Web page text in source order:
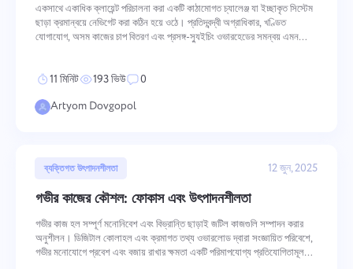
একসাথে একাধিক ক্লায়েন্ট পরিচালনা করা একটি কাঠামোগত চ্যালেঞ্জ যা ইচ্ছাকৃত সিস্টেম
ছাড়া ক্রমান্বয়ে নেভিগেট করা কঠিন হয়ে ওঠে। প্রতিদ্বন্দ্বী অগ্রাধিকার, খণ্ডিত
যোগাযোগ, অসম কাজের চাপ বিতরণ এবং প্রসঙ্গ-স্যুইচিং ওভারহেডের সমন্বয় এমন
11 মিনিট 193 ভিউ
0
Artyom Dovgopol
ব্যক্তিগত উৎপাদনশীলতা 12 জুন, 2025
গভীর কাজের কৌশল: ফোকাস এবং উৎপাদনশীলতা
গভীর কাজ হল সম্পূর্ণ মনোনিবেশ এবং বিভ্রান্তি ছাড়াই জটিল কাজগুলি সম্পাদন করার
অনুশীলন। ডিজিটাল কোলাহল এবং ক্রমাগত তথ্য ওভারলোড দ্বারা সংজ্ঞায়িত পরিবেশে,
গভীর মনোযোগে প্রবেশ এবং বজায় রাখার ক্ষমতা একটি পরিমাপযোগ্য প্রতিযোগিতামূলক